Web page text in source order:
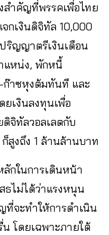
สำคัญที่พรรคเพื่อไทย
กเงินดิจิทัล 10,000
ริญญาตรีเงินเดือน
แหน่ง, พักหนี้
ก๊าซหุงต้มทันที และ
เงินลงทุนเพื่อ
จิทัลวอลเลตกับ
สูงถึง 1 ล้านล้านบาท
กในการเดินหน้า
ไม่ได้ว่าแรงหนุน
ที่จะทำให้การดำเนิน
โดยเฉพาะภายใต้